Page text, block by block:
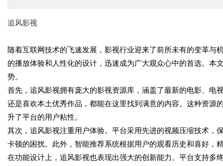
追风影视
随着互联网技术的飞速发展，影视行业迎来了前所未有的变革与
的播放体验和人性化的设计，迅速成为广大观众心中的首选。
势。
首先，追风影视拥有庞大的影视资源库，涵盖了最新的电影、电
还是喜欢本土优秀作品，都能在这里找到满意的内容。这种资源
升了平台的用户粘性。
其次，追风影视注重用户体验。平台采用先进的视频压缩技术，
卡顿的困扰。此外，智能推荐系统根据用户的观看历史和喜好，
在功能设计上，追风影视也表现出强大的创新能力。平台支持多